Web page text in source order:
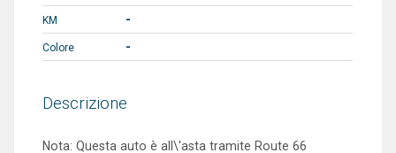
KM -
Colore -
Descrizione
Nota: Questa auto è all\'asta tramite Route 66